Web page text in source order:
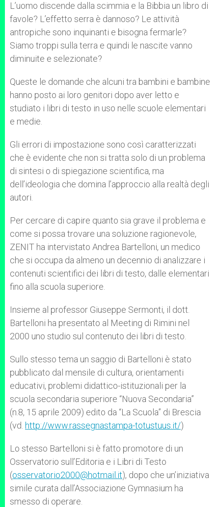
L’uomo discende dalla scimmia e la Bibbia un libro di
favole? L’effetto serra è dannoso? Le attività
antropiche sono inquinanti e bisogna fermarle?
Siamo troppi sulla terra e quindi le nascite vanno
diminuite e selezionate?
Queste le domande che alcuni tra bambini e bambine
hanno posto ai loro genitori dopo aver letto e
studiato i libri di testo in uso nelle scuole elementari
e medie.
Gli errori di impostazione sono così caratterizzati
che è evidente che non si tratta solo di un problema
di sintesi o di spiegazione scientifica, ma
dell’ideologia che domina l’approccio alla realtà degli
autori.
Per cercare di capire quanto sia grave il problema e
come si possa trovare una soluzione ragionevole,
ZENIT ha intervistato Andrea Bartelloni, un medico
che si occupa da almeno un decennio di analizzare i
contenuti scientifici dei libri di testo, dalle elementari
fino alla scuola superiore.
Insieme al professor Giuseppe Sermonti, il dott.
Bartelloni ha presentato al Meeting di Rimini nel
2000 uno studio sul contenuto dei libri di testo.
Sullo stesso tema un saggio di Bartelloni è stato
pubblicato dal mensile di cultura, orientamenti
educativi, problemi didattico-istituzionali per la
scuola secondaria superiore “Nuova Secondaria”
(n.8, 15 aprile 2009) edito da “La Scuola” di Brescia
(vd. http://www.rassegnastampa-totustuus.it/)
Lo stesso Bartelloni si è fatto promotore di un
Osservatorio sull’Editoria e i Libri di Testo
(osservatorio2000@hotmail.it), dopo che un’iniziativa
simile curata dall’Associazione Gymnasium ha
smesso di operare.